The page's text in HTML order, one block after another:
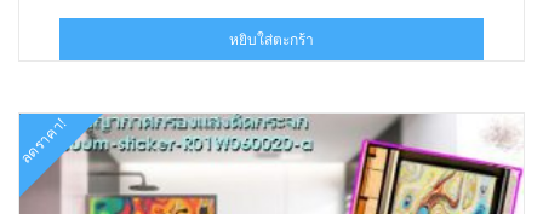
was:
฿168.00.฿120.00.
หยิบใส่ตะกร้า
ลดราคา!